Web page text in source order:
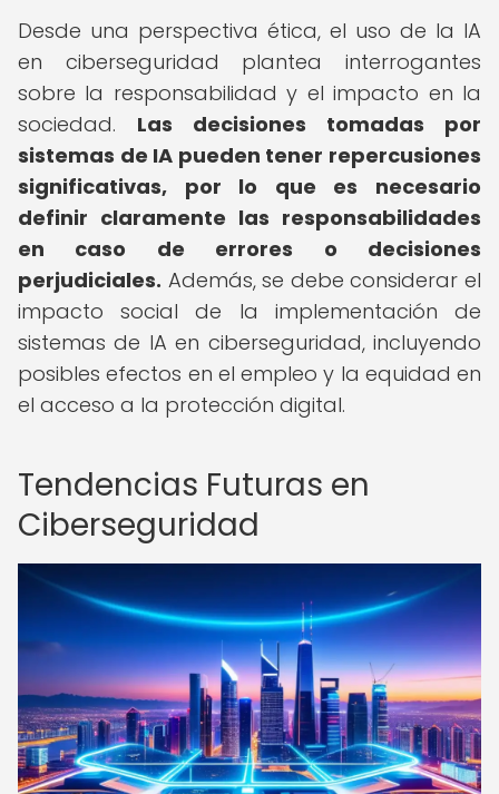
Desde una perspectiva ética, el uso de la IA
en ciberseguridad plantea interrogantes
sobre la responsabilidad y el impacto en la
sociedad. Las decisiones tomadas por
sistemas de IA pueden tener repercusiones
significativas, por lo que es necesario
definir claramente las responsabilidades
en caso de errores o decisiones
perjudiciales. Además, se debe considerar el
impacto social de la implementación de
sistemas de IA en ciberseguridad, incluyendo
posibles efectos en el empleo y la equidad en
el acceso a la protección digital.
Tendencias Futuras en
Ciberseguridad